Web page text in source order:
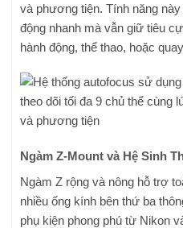
và phương tiện. Tính năng
động nhanh mà vẫn giữ tiêu
hành động, thể thao, hoặc
Ngàm Z-Mount và Hệ Sinh
Ngàm Z rộng và nông hỗ trợ
nhiều ống kính bên thứ ba
phụ kiện phong phú từ Nikon